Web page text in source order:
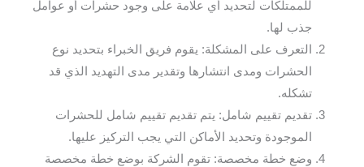
للممتلكات لتحديد أي علامة على وجود حشرات أو عوامل
جذب لها.
التعرف على المشكلة: يقوم فريق الخبراء بتحديد نوع
الحشرات ومدى انتشارها وتقدير مدى التهديد الذي قد
تشكله.
تقديم تقييم شامل: يتم تقديم تقييم شامل للحشرات
الموجودة وتحديد الأماكن التي يجب التركيز عليها.
وضع خطة مخصصة: تقوم الشركة بوضع خطة مخصصة